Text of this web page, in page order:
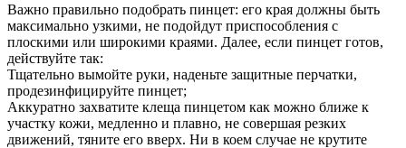
Важно правильно подобрать пинцет: его края должны быть
максимально узкими, не подойдут приспособления с
плоскими или широкими краями. Далее, если пинцет готов,
действуйте так:
Тщательно вымойте руки, наденьте защитные перчатки,
продезинфицируйте пинцет;
Аккуратно захватите клеща пинцетом как можно ближе к
участку кожи, медленно и плавно, не совершая резких
движений, тяните его вверх. Ни в коем случае не крутите